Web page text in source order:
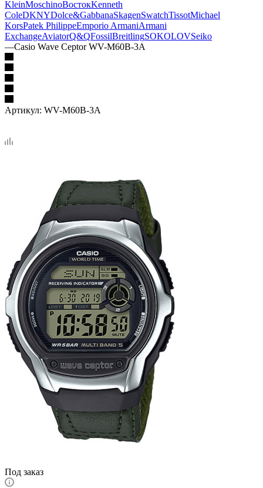
KleinMoschinoВостокKenneth
ColeDKNYDolce&GabbanaSkagenSwatchTissotMichael
KorsPatek PhilippeEmporio ArmaniArmani
ExchangeAviatorQ&QFossilBreitlingSOKOLOVSeiko
—Casio Wave Ceptor WV-M60B-3A
Артикул: WV-M60B-3A
Под заказ